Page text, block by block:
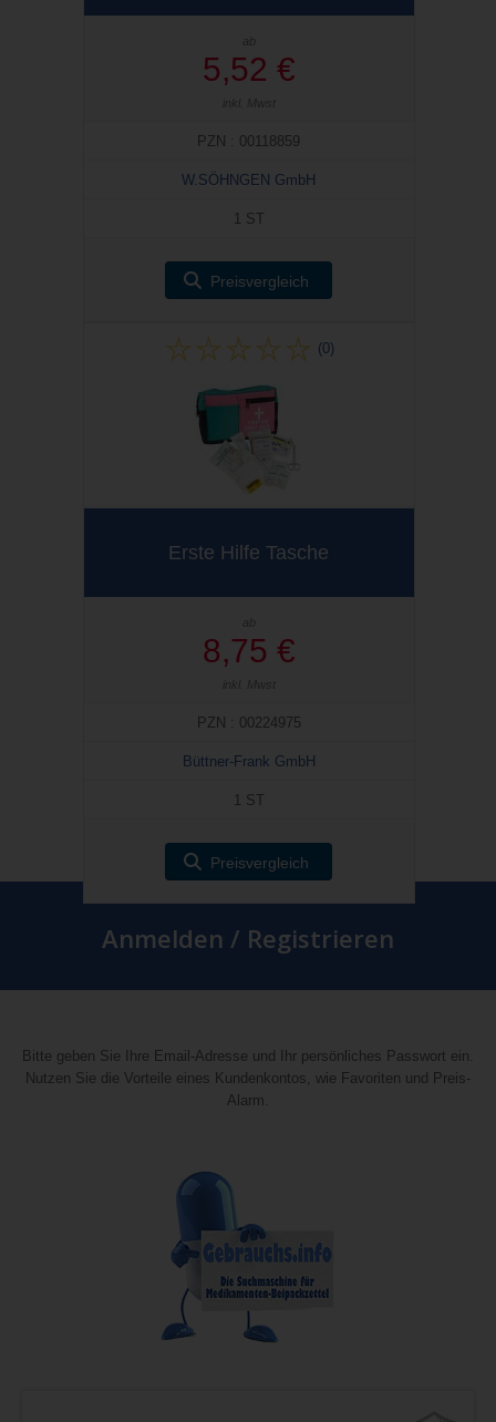
ab
5,52 €
inkl. Mwst
PZN : 00118859
W.SÖHNGEN GmbH
1 ST
Preisvergleich
(0)
Erste Hilfe Tasche
ab
8,75 €
inkl. Mwst
PZN : 00224975
Büttner-Frank GmbH
1 ST
Preisvergleich
Anmelden / Registrieren
Bitte geben Sie Ihre Email-Adresse und Ihr persönliches Passwort ein.
Nutzen Sie die Vorteile eines Kundenkontos, wie Favoriten und Preis-
Alarm.